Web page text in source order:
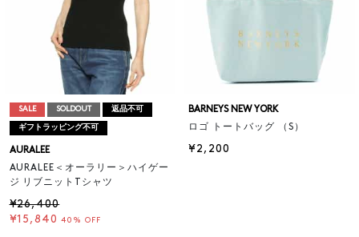
SALE SOLDOUT 返品不可
ギフトラッピング不可
AURALEE
AURALEE＜オーラリー＞ハイゲー
ジ リブニットTシャツ
¥26,400
¥15,840 40% OFF
BARNEYS NEW YORK
ロゴ トートバッグ （S）
¥2,200